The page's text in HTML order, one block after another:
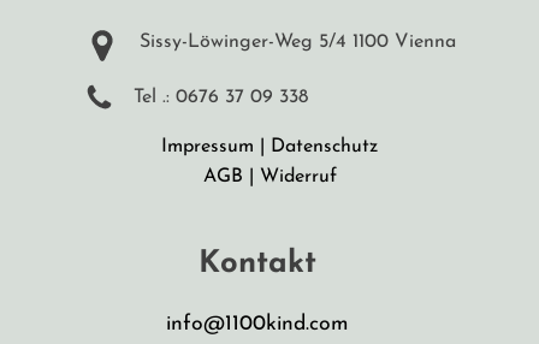
Sissy-Löwinger-Weg 5/4 1100 Vienna
Tel .: 0676 37 09 338
Impressum
Datenschutz
AGB
Widerruf
Kontakt
info@1100kind.com